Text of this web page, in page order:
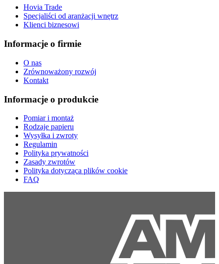
Hovia Trade
Specjaliści od aranżacji wnętrz
Klienci biznesowi
Informacje o firmie
O nas
Zrównoważony rozwój
Kontakt
Informacje o produkcie
Pomiar i montaż
Rodzaje papieru
Wysyłka i zwroty
Regulamin
Polityka prywatności
Zasady zwrotów
Polityka dotycząca plików cookie
FAQ